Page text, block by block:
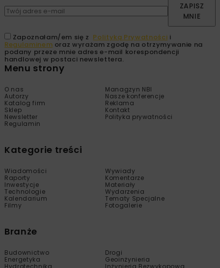
ZAPISZ
MNIE
Zapoznałam/em się z Polityką Prywatności i
Regulaminem oraz wyrażam zgodę na otrzymywanie na
podany przeze mnie adres e-mail korespondencji
handlowej w postaci newslettera.
Menu strony
O nas
Managzyn NBI
Autorzy
Nasze konferencje
Katalog firm
Reklama
Sklep
Kontakt
Newsletter
Polityka prywatności
Regulamin
Kategorie treści
Wiadomości
Wywiady
Raporty
Komentarze
Inwestycje
Materiały
Technologie
Wydarzenia
Kalendarium
Tematy Specjalne
Filmy
Fotogalerie
Branże
Budownictwo
Drogi
Energetyka
Geoinżynieria
Hydrotechnika
Inżynieria Bezwykopowa